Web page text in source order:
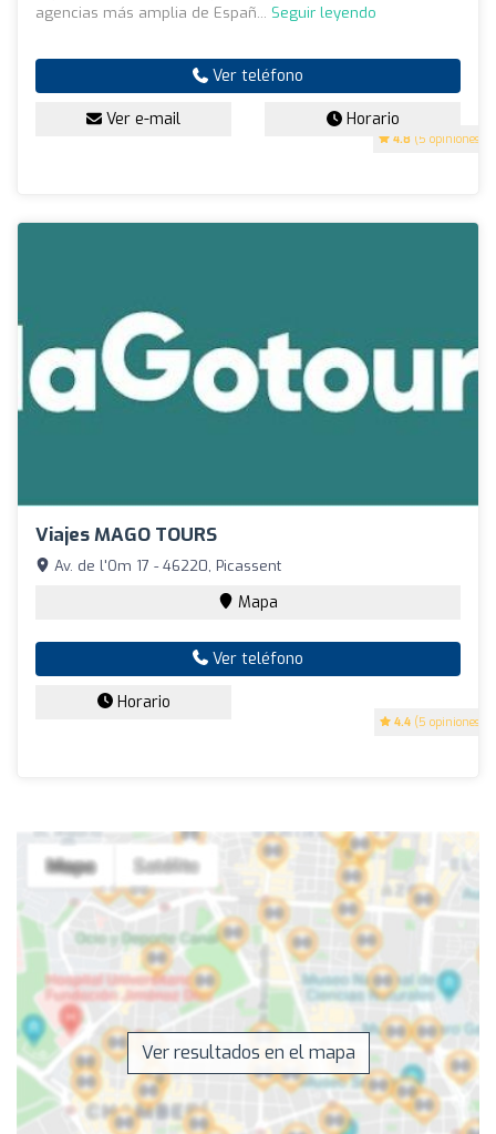
4.8 (5 opiniones)
agencias más amplia de Españ... Seguir leyendo
Ver teléfono
Ver e-mail Horario
Viajes MAGO TOURS
4.4 (5 opiniones)
Av. de l'Om 17 - 46220, Picassent
Mapa
Ver teléfono
Horario
Ver resultados en el mapa